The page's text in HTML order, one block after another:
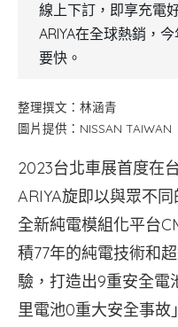
線上下訂，即享充電
ARIYA在全球熱銷，
要快。
整理撰文：林涵青
圖片提供：NISSAN TAIWAN
2023台北車展首度在
ARIYA旋即以與眾不
全新純電模組化平台
積77年的純電技術和
驗，打造出9重安全電
里電池0重大安全事